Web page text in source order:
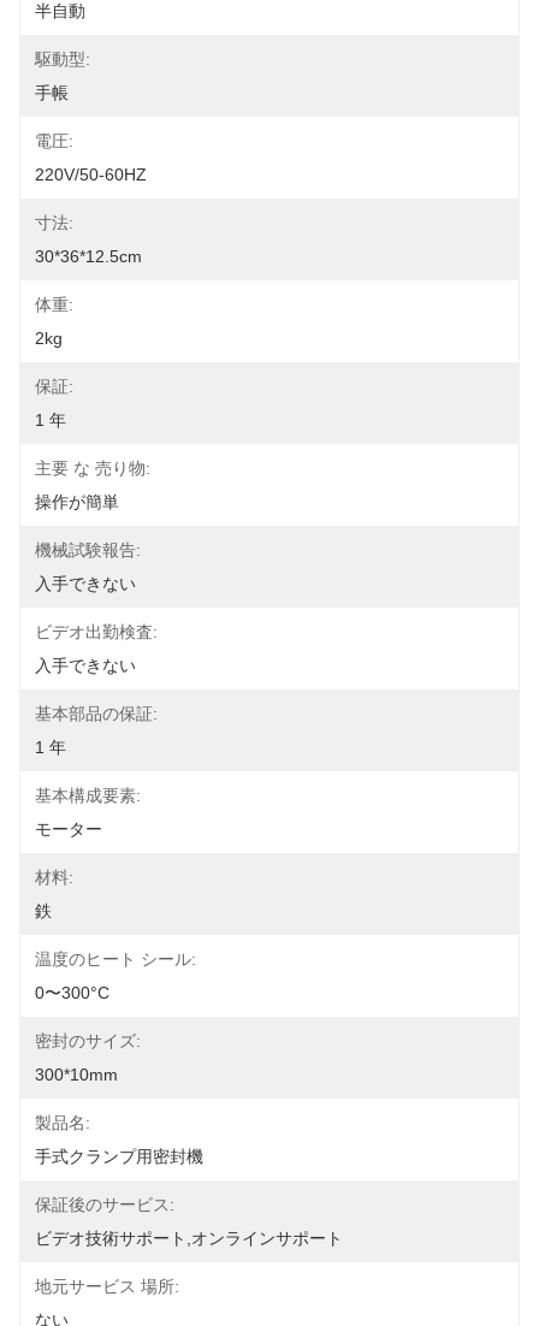
半自動
駆動型:
手帳
電圧:
220V/50-60HZ
寸法:
30*36*12.5cm
体重:
2kg
保証:
1 年
主要 な 売り物:
操作が簡単
機械試験報告:
入手できない
ビデオ出勤検査:
入手できない
基本部品の保証:
1 年
基本構成要素:
モーター
材料:
鉄
温度のヒート シール:
0〜300°C
密封のサイズ:
300*10mm
製品名:
手式クランプ用密封機
保証後のサービス:
ビデオ技術サポート,オンラインサポート
地元サービス 場所:
ない